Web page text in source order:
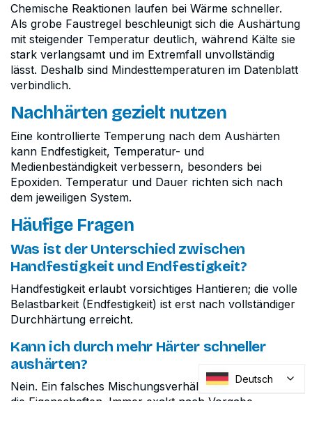
Chemische Reaktionen laufen bei Wärme schneller.
Als grobe Faustregel beschleunigt sich die Aushärtung
mit steigender Temperatur deutlich, während Kälte sie
stark verlangsamt und im Extremfall unvollständig
lässt. Deshalb sind Mindesttemperaturen im Datenblatt
verbindlich.
Nachhärten gezielt nutzen
Eine kontrollierte Temperung nach dem Aushärten
kann End­festigkeit, Temperatur- und
Medienbeständigkeit verbessern, besonders bei
Epoxiden. Temperatur und Dauer richten sich nach
dem jeweiligen System.
Häufige Fragen
Was ist der Unterschied zwischen
Handfestigkeit und Endfestigkeit?
Handfestigkeit erlaubt vorsichtiges Hantieren; die volle
Belastbarkeit (Endfestigkeit) ist erst nach vollständiger
Durchhärtung erreicht.
Kann ich durch mehr Härter schneller
aushärten?
Nein. Ein falsches Mischungsverhältnis verschlechtert
die Eigenschaften. Immer exakt nach Vorgabe
Deutsch